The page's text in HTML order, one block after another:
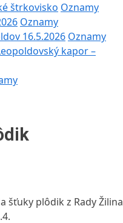
štrkovisko Oznamy
Oznamy
16.5.2026 Oznamy
kapor –
šťuky plôdik z Rady Žilina